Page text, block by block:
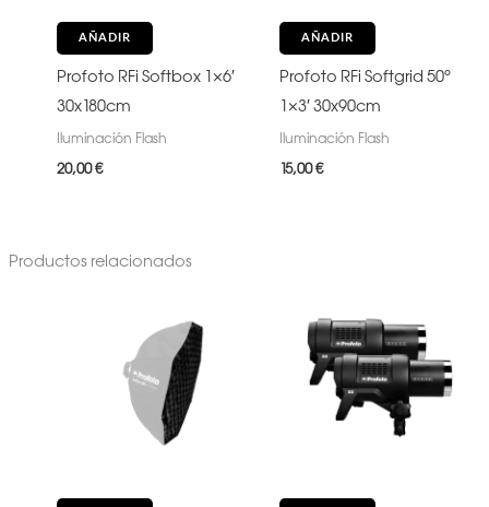
AÑADIR
Profoto RFi Softbox 1×6′
30x180cm
Iluminación Flash
20,00€
AÑADIR
Profoto RFi Softgrid 50°
1×3′ 30x90cm
Iluminación Flash
15,00€
Productos relacionados